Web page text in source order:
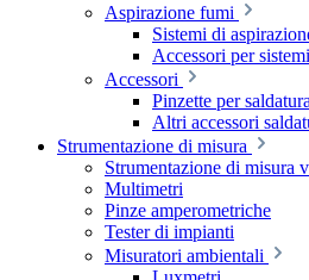
Aspirazione fumi
Sistemi di
Accessori per
Accessori
Pinzette per saldatura
Altri accessori
Strumentazione di misura
Strumentazione di misura
Multimetri
Pinze amperometriche
Tester di impianti
Misuratori ambientali